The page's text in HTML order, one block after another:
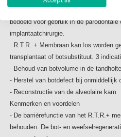
- R.T.R.+ Membraan helpt bij
van blootstelling en
wondoppervlak binnen 2 weken
bedoeld voor gebruik in de parodontale
implantaatchirurgie.
R.T.R. + Membraan kan los worden
transplantaat of botsubstituut. 3
- Behoud van botvolume in de
- Herstel van botdefect bij onmiddellijk
- Reconstructie van de alveolaire kam
Kenmerken en voordelen
- De barrièrefunctie van het R.T.R.+
behouden. De bot- en